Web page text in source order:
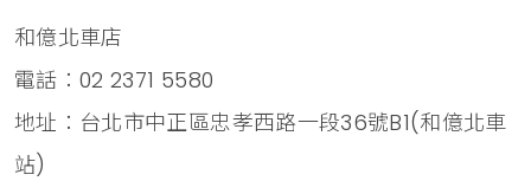
和億北車店
電話：02 2371 5580
地址：台北市中正區忠孝西路一段36號B1(和億北車
站)